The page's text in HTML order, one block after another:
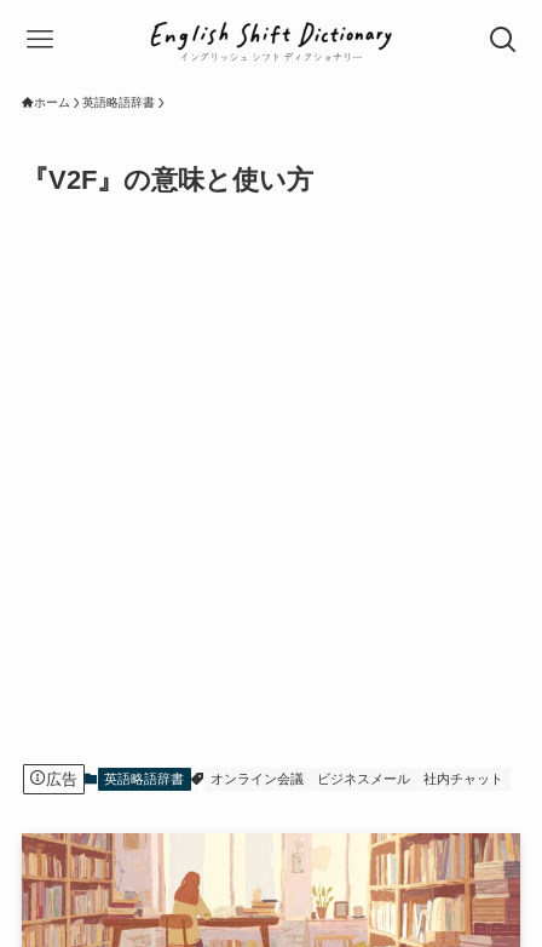
ホーム 英語略語辞書
『V2F』の意味と使い方
広告 英語略語辞書 オンライン会議 ビジネスメール 社内チャット